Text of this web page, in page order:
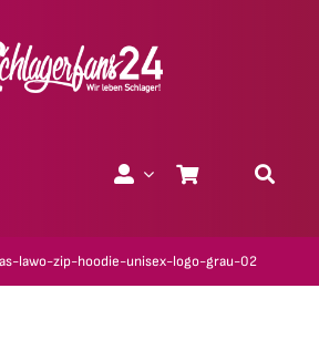
lawo-zip-hoodie-unisex-logo-grau-02